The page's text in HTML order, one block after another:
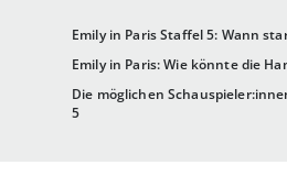
Emily in Paris Staffel 5: Wann
Emily in Paris: Wie könnte die
Die möglichen
5